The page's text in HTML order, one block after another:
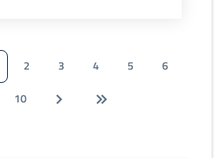
2 3 4 5
6
10